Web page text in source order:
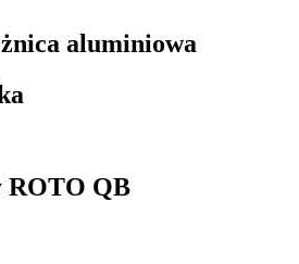
aluminiowa
ROTO QB